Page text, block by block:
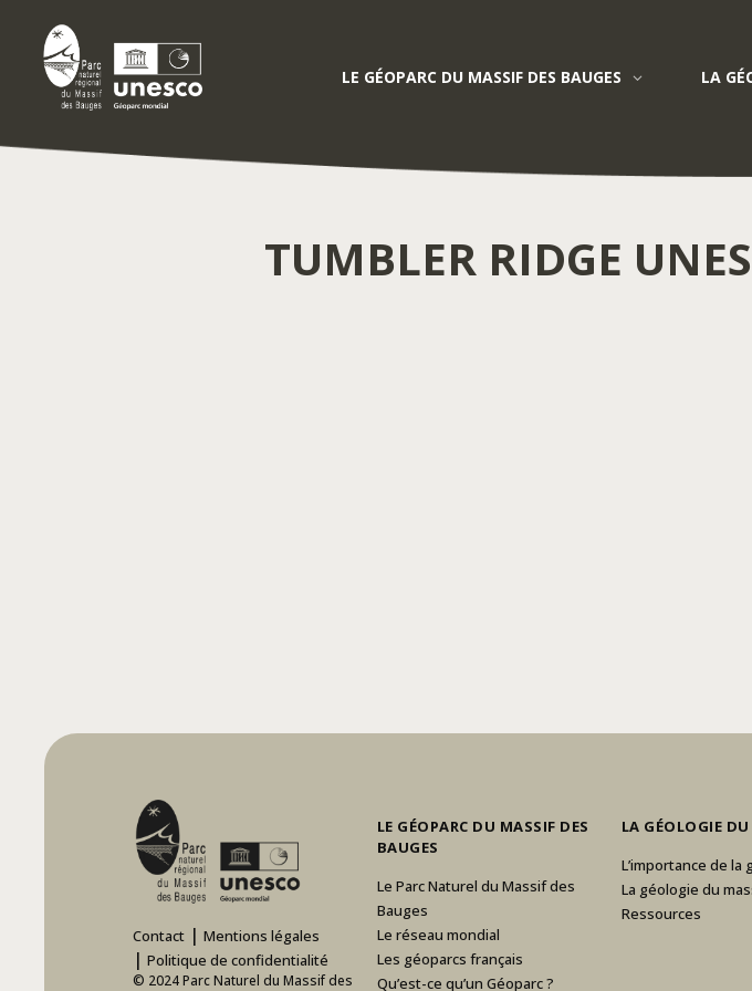
LE GÉOPARC DU MASSIF DES BAUGES LA
TUMBLER RIDGE
Contact | Mentions légales
| Politique de confidentialité
© 2024 Parc Naturel du Massif des
LE GÉOPARC DU MASSIF DES
BAUGES
Le Parc Naturel du Massif des
Bauges
Le réseau mondial
Les géoparcs français
Qu’est-ce qu’un Géoparc ?
LA GÉOLOGIE
L’importance de la
La géologie du
Ressources